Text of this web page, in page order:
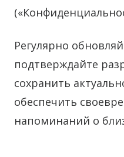
Регулярно
подтверждайте
сохранить
обеспечить
напоминаний о